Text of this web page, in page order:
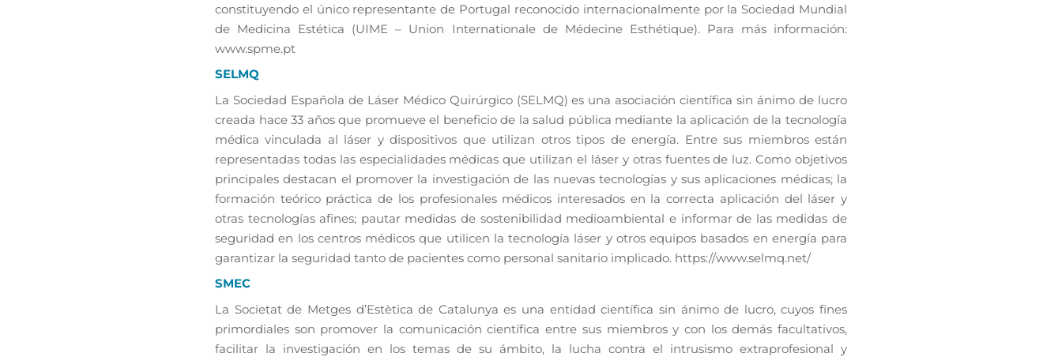
constituyendo el único representante de Portugal reconocido internacionalmente por la Sociedad Mundial
de Medicina Estética (UIME – Union Internationale de Médecine Esthétique). Para más información:
www.spme.pt
SELMQ
La Sociedad Española de Láser Médico Quirúrgico (SELMQ) es una asociación científica sin ánimo de lucro
creada hace 33 años que promueve el beneficio de la salud pública mediante la aplicación de la tecnología
médica vinculada al láser y dispositivos que utilizan otros tipos de energía. Entre sus miembros están
representadas todas las especialidades médicas que utilizan el láser y otras fuentes de luz. Como objetivos
principales destacan el promover la investigación de las nuevas tecnologías y sus aplicaciones médicas; la
formación teórico práctica de los profesionales médicos interesados en la correcta aplicación del láser y
otras tecnologías afines; pautar medidas de sostenibilidad medioambiental e informar de las medidas de
seguridad en los centros médicos que utilicen la tecnología láser y otros equipos basados en energía para
garantizar la seguridad tanto de pacientes como personal sanitario implicado. https://www.selmq.net/
SMEC
La Societat de Metges d’Estètica de Catalunya es una entidad científica sin ánimo de lucro, cuyos fines
primordiales son promover la comunicación científica entre sus miembros y con los demás facultativos,
facilitar la investigación en los temas de su ámbito, la lucha contra el intrusismo extraprofesional y